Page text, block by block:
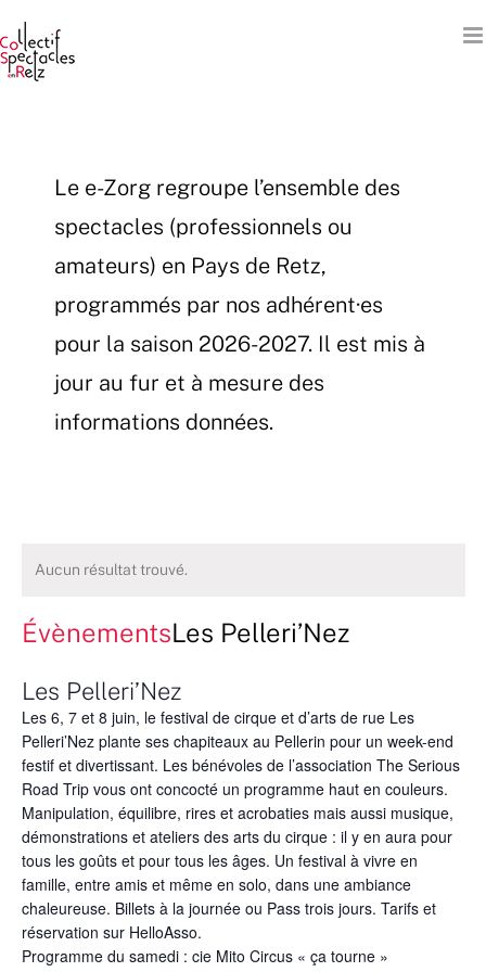
au
contenu
Le e-Zorg regroupe l’ensemble des
spectacles (professionnels ou
amateurs) en Pays de Retz,
programmés par nos adhérent·es
pour la saison 2026-2027. Il est mis à
jour au fur et à mesure des
informations données.
Aucun résultat trouvé.
ÉvènementsLes Pelleri’Nez
Les Pelleri’Nez
Les 6, 7 et 8 juin, le festival de cirque et d’arts de rue Les
Pelleri’Nez plante ses chapiteaux au Pellerin pour un week-end
festif et divertissant. Les bénévoles de l’association The Serious
Road Trip vous ont concocté un programme haut en couleurs.
Manipulation, équilibre, rires et acrobaties mais aussi musique,
démonstrations et ateliers des arts du cirque : il y en aura pour
tous les goûts et pour tous les âges. Un festival à vivre en
famille, entre amis et même en solo, dans une ambiance
chaleureuse. Billets à la journée ou Pass trois jours. Tarifs et
réservation sur HelloAsso.
Programme du samedi : cie Mito Circus « ça tourne »